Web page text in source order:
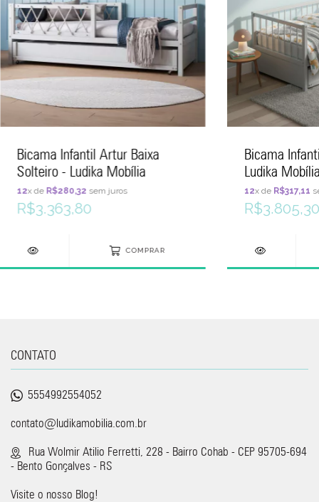
Bicama Infantil Artur Baixa
Solteiro - Ludika Mobília
12x de R$280,32 sem juros
R$3.363,80
COMPRAR
Bicama
Ludika
12x de R$317,11
R$3.805,30
CONTATO
5554992554052
contato@ludikamobilia.com.br
Rua Wolmir Atilio Ferretti, 228 - Bairro Cohab - CEP 95705-694
- Bento Gonçalves - RS
Visite o nosso Blog!